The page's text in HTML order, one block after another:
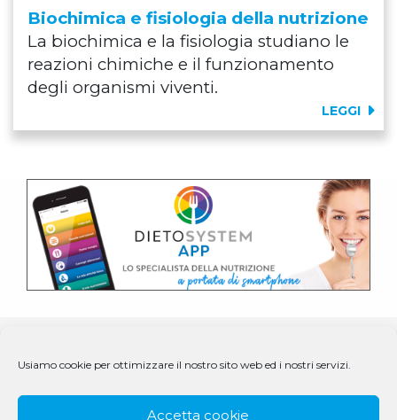
Usiamo cookie per ottimizzare il nostro sito web ed i nostri servizi.
Accetta cookie
Biochimica e fisiologia della nutrizione
La biochimica e la fisiologia studiano le
reazioni chimiche e il funzionamento
degli organismi viventi.
LEGGI